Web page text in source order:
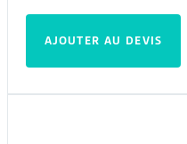
AJOUTER AU DEVIS